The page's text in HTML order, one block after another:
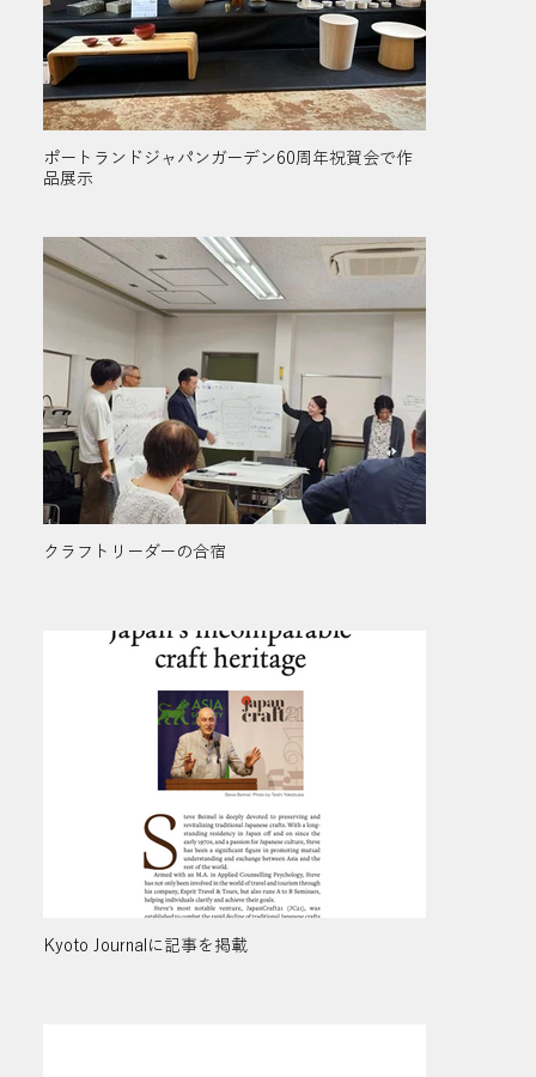
ポートランドジャパンガーデン60周年祝賀会で作
品展示
クラフトリーダーの合宿
Kyoto Journalに記事を掲載